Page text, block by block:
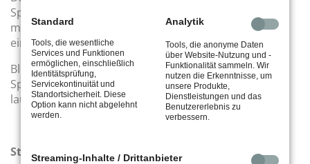
Spiels nur noch drei Treffer verbuchen. So gewann
man das erste Heimspiel der Saison doch noch mit
einem Endstand von 21:18.
Bleibt nun ein spielfreies Wochenende, um den
Spielfluss im Angriff zu finden und sich in der
laufenden Saison einzufinden!
Stimmen zum Spiel:
Standard
Tools, die wesentliche
Services und Funktionen
ermöglichen, einschließlich
Identitätsprüfung,
Servicekontinuität und
Standortsicherheit. Diese
Option kann nicht abgelehnt
werden.
Analytik
Tools, die anonyme Daten
über Website-Nutzung und -
Funktionalität sammeln. Wir
nutzen die Erkenntnisse, um
unsere Produkte,
Dienstleistungen und das
Benutzererlebnis zu
verbessern.
Streaming-Inhalte / Drittanbieter